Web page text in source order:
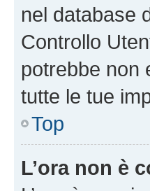
nel database
Controllo
potrebbe non
tutte le tue
Top
L’ora non è